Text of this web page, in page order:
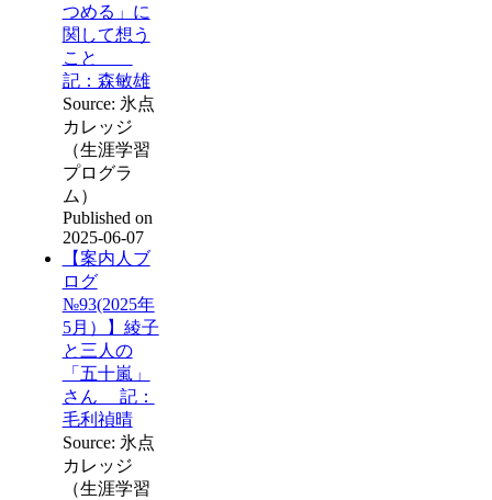
つめる」に
関して想う
こと
記：森敏雄
Source: 氷点
カレッジ
（生涯学習
プログラ
ム）
Published on
2025-06-07
【案内人ブ
ログ
№93(2025年
5月）】綾子
と三人の
「五十嵐」
さん 記：
毛利禎晴
Source: 氷点
カレッジ
（生涯学習